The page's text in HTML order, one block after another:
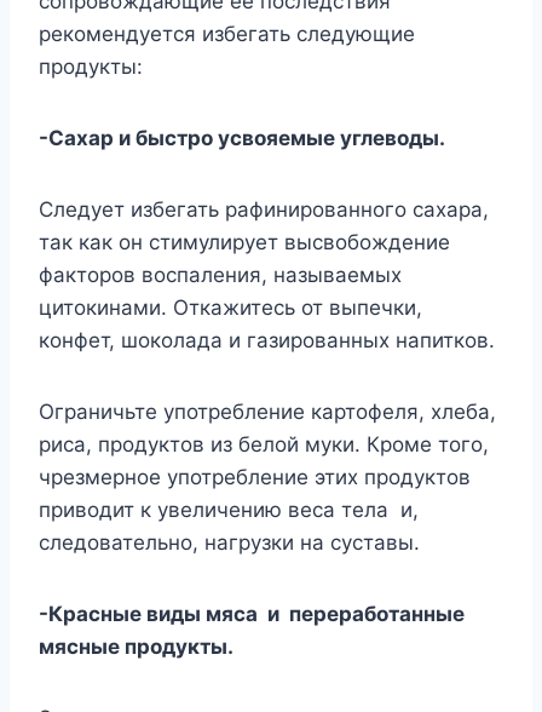
рекомендуется избегать следующие
продукты:
-Сахар и быстро усвояемые углеводы.
Следует избегать рафинированного сахара,
так как он стимулирует высвобождение
факторов воспаления, называемых
цитокинами. Откажитесь от выпечки,
конфет, шоколада и газированных напитков.
Ограничьте употребление картофеля, хлеба,
риса, продуктов из белой муки. Кроме того,
чрезмерное употребление этих продуктов
приводит к увеличению веса тела и,
следовательно, нагрузки на суставы.
-Красные виды мяса и переработанные
мясные продукты.